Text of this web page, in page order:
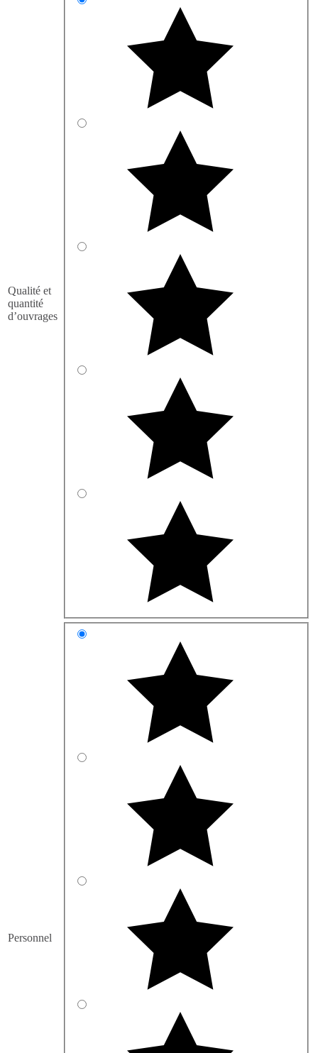
Qualité et
quantité
d’ouvrages
Personnel